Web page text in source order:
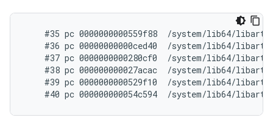
#35 pc 0000000000559f88  /system/lib64/
#36 pc 00000000000ced40  /system/lib64/
#37 pc 0000000000280cf0  /system/lib64/
#38 pc 000000000027acac  /system/lib64/
#39 pc 0000000000529f10  /system/lib64/